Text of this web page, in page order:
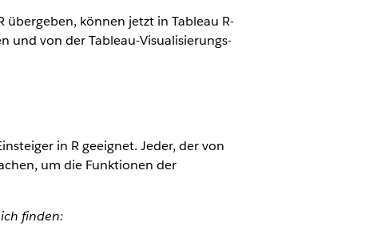
übergeben, können jetzt in Tableau R-
und von der Tableau-Visualisierungs-
in R geeignet. Jeder, der von
um die Funktionen der
finden: